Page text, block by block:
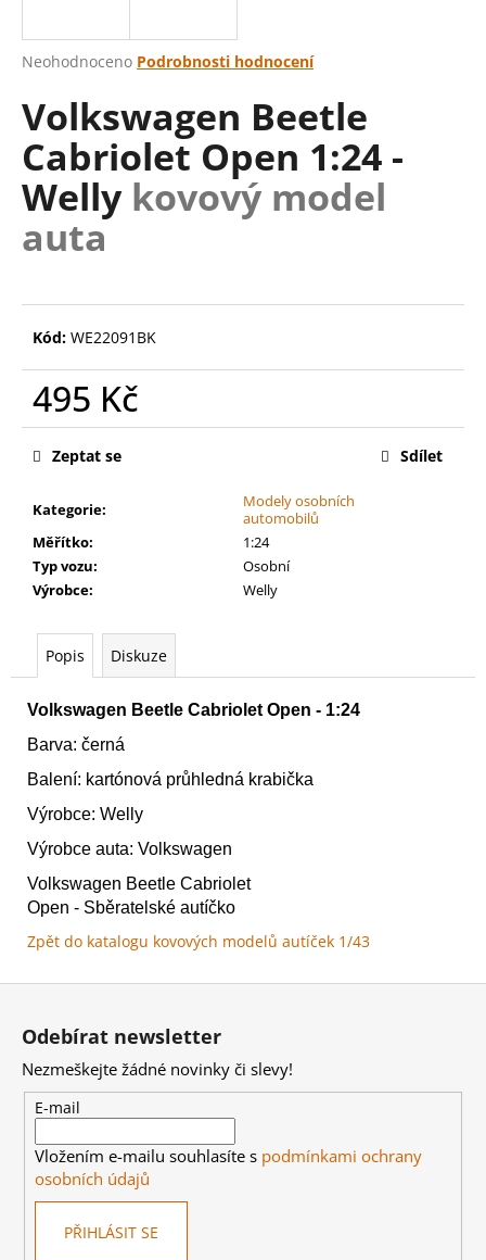
Průměrné
produktu
je
0,0
z
5
hvězdiček.
Neohodnoceno Podrobnosti hodnocení
Volkswagen Beetle
Cabriolet Open 1:24 -
Welly kovový model
auta
Kód: WE22091BK
495 Kč
Měrná
Kategorie:
Modely osobních
automobilů
Měřítko:
1:24
Typ vozu:
Osobní
Výrobce: Welly
Zeptat se Sdílet
Popis Diskuze
Volkswagen Beetle Cabriolet Open - 1:24
Barva: černá
Balení: kartónová průhledná krabička
Výrobce: Welly
Výrobce auta: Volkswagen
Volkswagen Beetle Cabriolet
Open - Sběratelské autíčko
Zpět do katalogu kovových modelů autíček 1/43
j
t
?
D
o
p
u
u
e
m
AGE
SIGMAR:
FLESH-
CHARNELGRAND
JURY
3
Kč
Z
Odebírat newsletter
Nezmeškejte žádné novinky či slevy!
E-mail
Vložením e-mailu souhlasíte s podmínkami ochrany
osobních údajů
PŘIHLÁSIT SE